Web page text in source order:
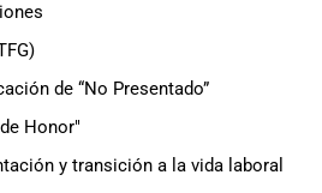
de “No Presentado”
Honor"
y transición a la vida laboral